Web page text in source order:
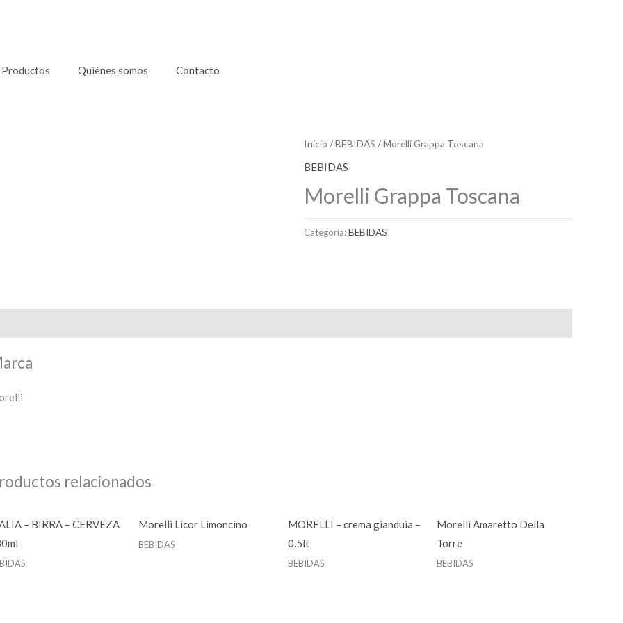
Productos Quiénes somos Contacto
Inicio /BEBIDAS / Morelli Grappa Toscana
BEBIDAS
Morelli Grappa Toscana
Categoría:BEBIDAS
relacionados
– BIRRA – CERVEZA
Morelli Licor Limoncino
BEBIDAS
MORELLI – crema gianduia –
0.5lt
BEBIDAS
Morelli Amaretto Della
Torre
BEBIDAS